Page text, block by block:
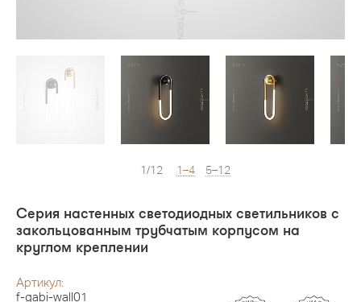
1/12 1–4 5–12
Серия настенных светодиодных светильников с
закольцованным трубчатым корпусом на
круглом креплении
Артикул:
f-gabi-wall01